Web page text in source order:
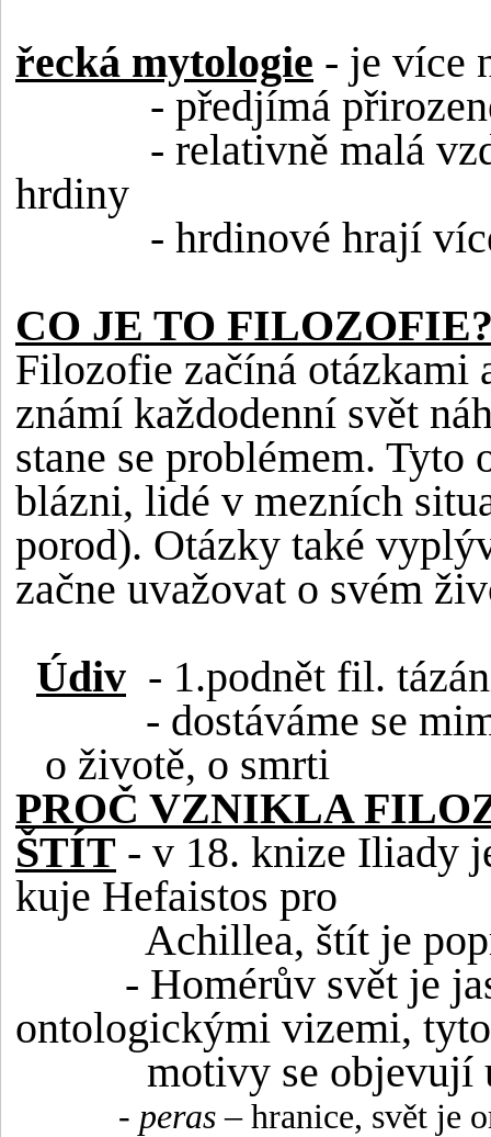
řecká mytologie - je více
- předjímá
- relativně malá
hrdiny
- hrdinové hrají
CO JE TO
Filozofie začíná otázkami
známí každodenní svět
stane se problémem.
blázni, lidé v mezních
porod). Otázky také
začne uvažovat o svém
Údiv - 1.podnět fil.
- dostáváme se
o životě, o smrti
PROČ VZNIKLA
ŠTÍT - v 18. knize Iliady
kuje Hefaistos pro
Achillea, štít je
- Homérův svět je
ontologickými vizemi, tyto
motivy se objevují
- peras– hranice, svět je